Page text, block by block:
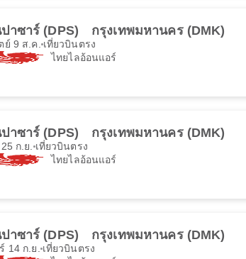
าซาร์ (DPS) กรุงเทพมหานคร (DMK)
ย์ 9 ส.ค. เที่ยวบินตรง
ไทยไลอ้อนแอร์
าซาร์ (DPS) กรุงเทพมหานคร (DMK)
ก.ย. เที่ยวบินตรง
ไทยไลอ้อนแอร์
าซาร์ (DPS) กรุงเทพมหานคร (DMK)
14 ก.ย. เที่ยวบินตรง